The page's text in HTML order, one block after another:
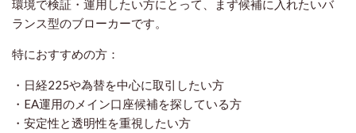
環境で検証・運用したい方にとって、まず候補に入れたいバ
ランス型のブローカーです。
特におすすめの方：
・日経225や為替を中心に取引したい方
・EA運用のメイン口座候補を探している方
・安定性と透明性を重視したい方